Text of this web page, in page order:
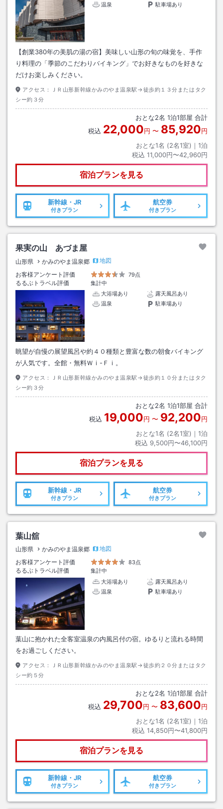
温泉
駐車場あり
【創業380年の美肌の湯の宿】美味しい山形の旬の味覚を、手作
り料理の「季節のこだわりバイキング」でお好きなものを好きな
だけお楽しみください。
アクセス：
ＪＲ山形新幹線かみのやま温泉駅→徒歩約１３分またはタク
シー約３分
おとな2名 1泊1部屋 合計
税込 22,000円 〜 85,920円
おとな1名 (2名1室)｜ 1泊
税込 11,000円〜42,960円
宿泊プランを見る
新幹線・JR
付きプラン
航空券
付きプラン
果実の山 あづま屋
山形県 かみのやま温泉郷
地図
お客様アンケート評価
79点
るるぶトラベル評価
集計中
大浴場あり
露天風呂あり
温泉
駐車場あり
眺望が自慢の展望風呂や約４０種類と豊富な数の朝食バイキング
が人気です。全館・無料Ｗｉ-Ｆｉ。
アクセス：
ＪＲ山形新幹線かみのやま温泉駅→徒歩約１０分またはタク
シー約３分
おとな2名 1泊1部屋 合計
税込 19,000円 〜 92,200円
おとな1名 (2名1室)｜ 1泊
税込 9,500円〜46,100円
宿泊プランを見る
新幹線・JR
付きプラン
航空券
付きプラン
葉山舘
山形県 かみのやま温泉郷
地図
お客様アンケート評価
83点
るるぶトラベル評価
集計中
大浴場あり
露天風呂あり
温泉
駐車場あり
葉山に抱かれた全客室温泉の内風呂付の宿。ゆるりと流れる時間
をお過ごしください。
アクセス：
ＪＲ山形新幹線かみのやま温泉駅→徒歩約２０分またはタク
シー約５分
おとな2名 1泊1部屋 合計
税込 29,700円 〜 83,600円
おとな1名 (2名1室)｜ 1泊
税込 14,850円〜41,800円
宿泊プランを見る
新幹線・JR
付きプラン
航空券
付きプラン